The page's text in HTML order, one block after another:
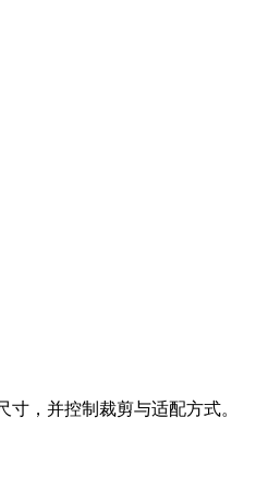
寸，并控制裁剪与适配方式。